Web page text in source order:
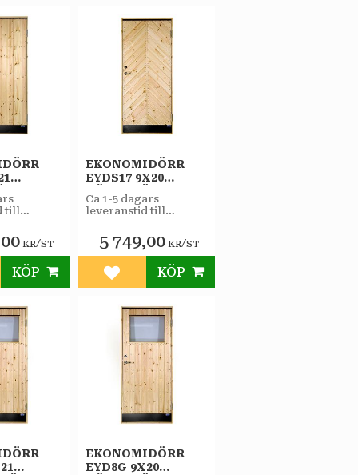
till
KR/ST
i favoriter
KÖP
EKONOMIDÖRR
EYDS17 9X20
STAR
VARMFÖRRÅD
Ca 1-5 dagars
leveranstid till
5 749,00KR/ST
Lägg till i favoriter
KÖP
EKONOMIDÖRR
EYD8G 9X20